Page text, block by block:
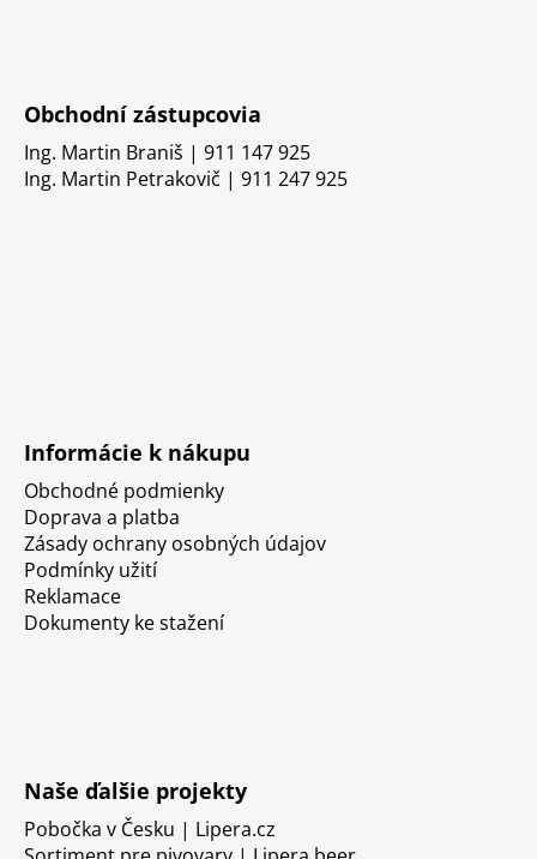
Obchodní zástupcovia
Ing. Martin Braniš | 911 147 925
Ing. Martin Petrakovič | 911 247 925
Informácie k nákupu
Obchodné podmienky
Doprava a platba
Zásady ochrany osobných údajov
Podmínky užití
Reklamace
Dokumenty ke stažení
Naše ďalšie projekty
Pobočka v Česku | Lipera.cz